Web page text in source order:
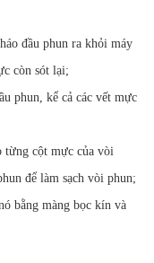
đầu phun ra khỏi máy
còn sót lại;
phun, kể cả các vết mực
từng cột mực của vòi
để làm sạch vòi phun;
bằng màng bọc kín và